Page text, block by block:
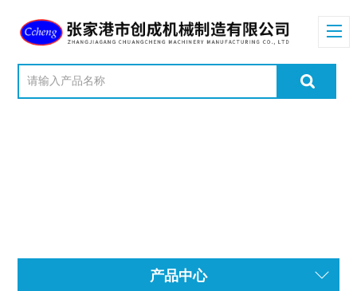
产品中心